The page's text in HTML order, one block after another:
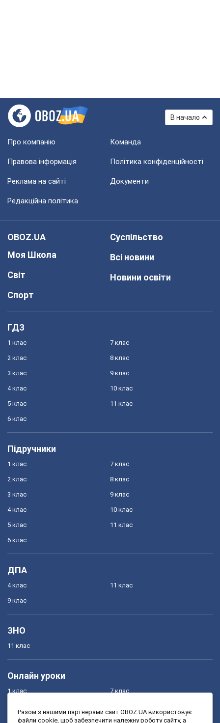
В начало
Про компанію Команда
Правова інформація Політика конфіденційності
Реклама на сайті Документи
Редакційна політика
OBOZ.UA
Моя Школа
Світ
Спорт
Суспільство
Всі новини
Новини освіти
ГДЗ
1 клас
2 клас
3 клас
4 клас
5 клас
6 клас
7 клас
8 клас
9 клас
10 клас
11 клас
Підручники
1 клас
2 клас
3 клас
4 клас
5 клас
6 клас
7 клас
8 клас
9 клас
10 клас
11 клас
ДПА
4 клас
9 клас
11 клас
ЗНО
11 клас
Онлайн уроки
1 клас
3 клас
7 клас
9 клас
Разом з нашими партнерами сайт OBOZ.UA використовує
файли cookie, щоб забезпечити належну роботу сайту, а